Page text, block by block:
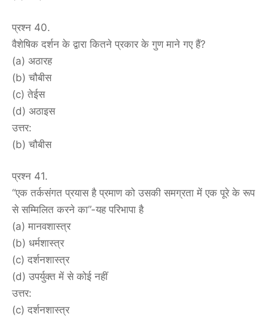
प्रश्न 40.
वैशेषिक दर्शन के द्वारा कितने प्रकार के गुण माने गए हैं?
(a) अठारह
(b) चौबीस
(c) तेईस
(d) अठाइस
उत्तर:
(b) चौबीस
प्रश्न 41.
“एक तर्कसंगत प्रयास है प्रमाण को उसकी समग्रता में एक पूरे के रूप
से सम्मिलित करने का”-यह परिभापा है
(a) मानवशास्त्र
(b) धर्मशास्त्र
(c) दर्शनशास्त्र
(d) उपर्युक्त में से कोई नहीं
उत्तर:
(c) दर्शनशास्त्र